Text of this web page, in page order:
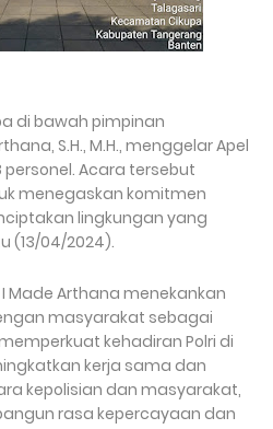
di bawah pimpinan
S.H., M.H., menggelar Apel
Acara tersebut
menegaskan komitmen
lingkungan yang
(13/04/2024).
Made Arthana menekankan
masyarakat sebagai
kehadiran Polri di
kerja sama dan
kepolisian dan masyarakat,
rasa kepercayaan dan